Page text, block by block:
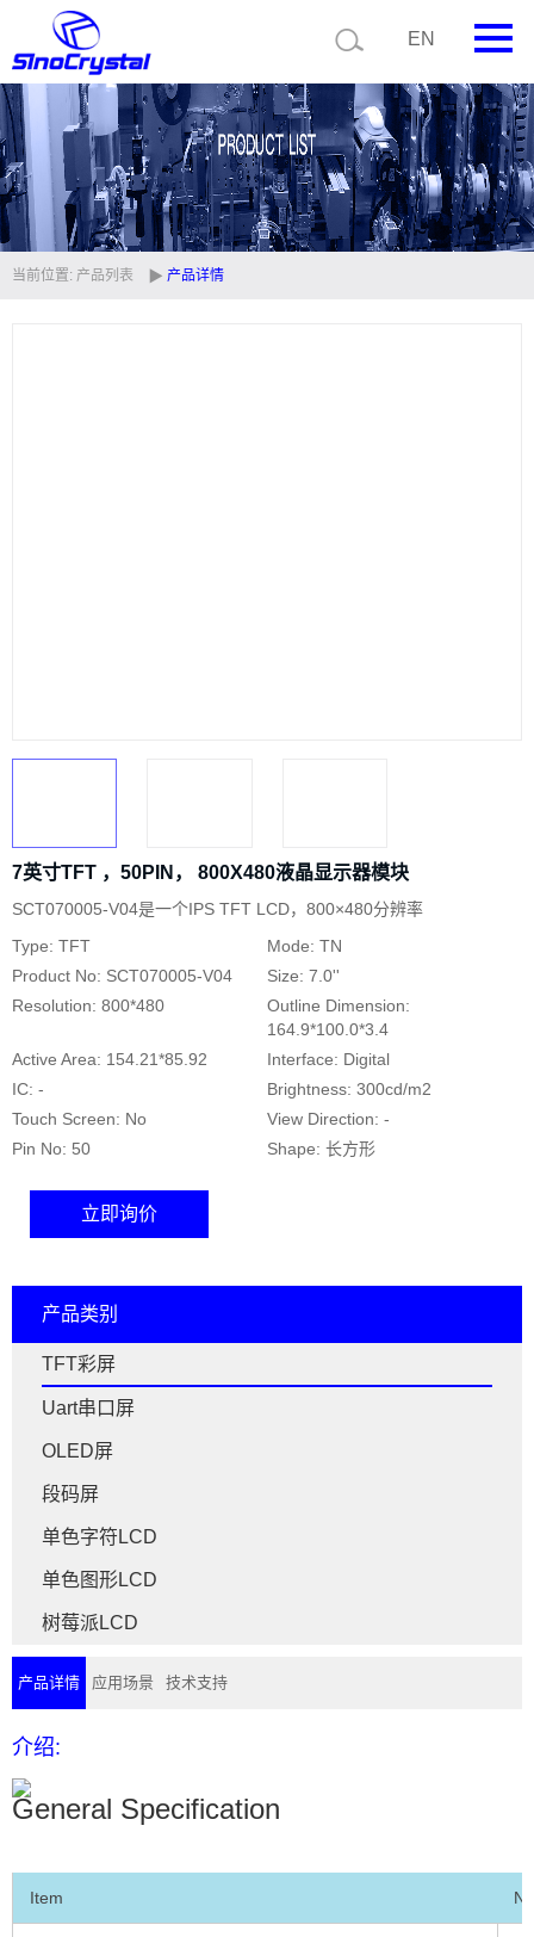
EN
首页
公司简介
产品中心
技术支持
当前位置: 产品列表 产品详情
7英寸TFT ，50PIN， 800X480液晶显示器模块
SCT070005-V04是一个IPS TFT LCD，800×480分辨率
Type: TFT
Mode: TN
Product No: SCT070005-V04
Size: 7.0''
Resolution: 800*480
Outline Dimension:
164.9*100.0*3.4
Active Area: 154.21*85.92
Interface: Digital
IC: -
Brightness: 300cd/m2
Touch Screen: No
View Direction: -
Pin No: 50
Shape: 长方形
立即询价
产品类别
TFT彩屏
Uart串口屏
OLED屏
段码屏
单色字符LCD
单色图形LCD
树莓派LCD
产品详情 应用场景 技术支持
介绍:
General Specification
Item